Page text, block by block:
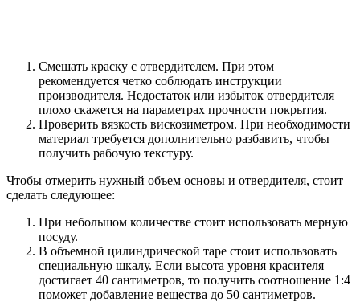
Смешать краску с отвердителем. При этом
рекомендуется четко соблюдать инструкции
производителя. Недостаток или избыток отвердителя
плохо скажется на параметрах прочности покрытия.
Проверить вязкость вискозиметром. При необходимости
материал требуется дополнительно разбавить, чтобы
получить рабочую текстуру.
Чтобы отмерить нужный объем основы и отвердителя, стоит
сделать следующее:
При небольшом количестве стоит использовать мерную
посуду.
В объемной цилиндрической таре стоит использовать
специальную шкалу. Если высота уровня красителя
достигает 40 сантиметров, то получить соотношение 1:4
поможет добавление вещества до 50 сантиметров.